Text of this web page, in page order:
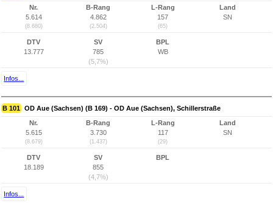
Nr.
5.614
(8.680)
B-Rang
4.862
(2.504)
L-Rang
157
(65)
Land
SN
DTV
13.777
SV
785
(5,7%)
BPL
WB
Infos...
B 101 OD Aue (Sachsen) (B 169) - OD Aue (Sachsen), Schillerstraße
Nr.
5.615
(8.679)
B-Rang
3.730
(1.437)
L-Rang
117
(29)
Land
SN
DTV
18.189
SV
855
(4,7%)
BPL
Infos...